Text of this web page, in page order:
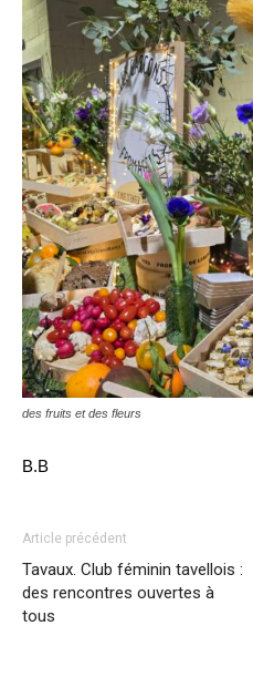
des fruits et des fleurs
B.B
Article précédent
Tavaux. Club féminin tavellois :
des rencontres ouvertes à
tous